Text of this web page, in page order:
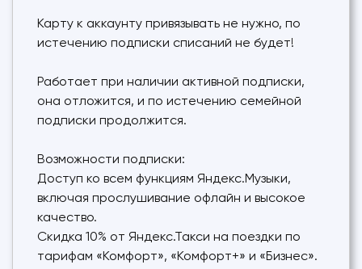
Карту к аккаунту привязывать не нужно, по
истечению подписки списаний не будет!
Работает при наличии активной подписки,
она отложится, и по истечению семейной
подписки продолжится.
Возможности подписки:
Доступ ко всем функциям Яндекс.Музыки,
включая прослушивание офлайн и высокое
качество.
Скидка 10% от Яндекс.Такси на поездки по
тарифам «Комфорт», «Комфорт+» и «Бизнес».